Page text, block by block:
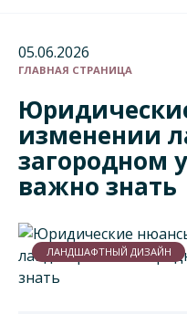
05.06.2026
ГЛАВНАЯ СТРАНИЦА
изменении
загородном
важно знать
ЛАНДШАФТНЫЙ ДИЗАЙН